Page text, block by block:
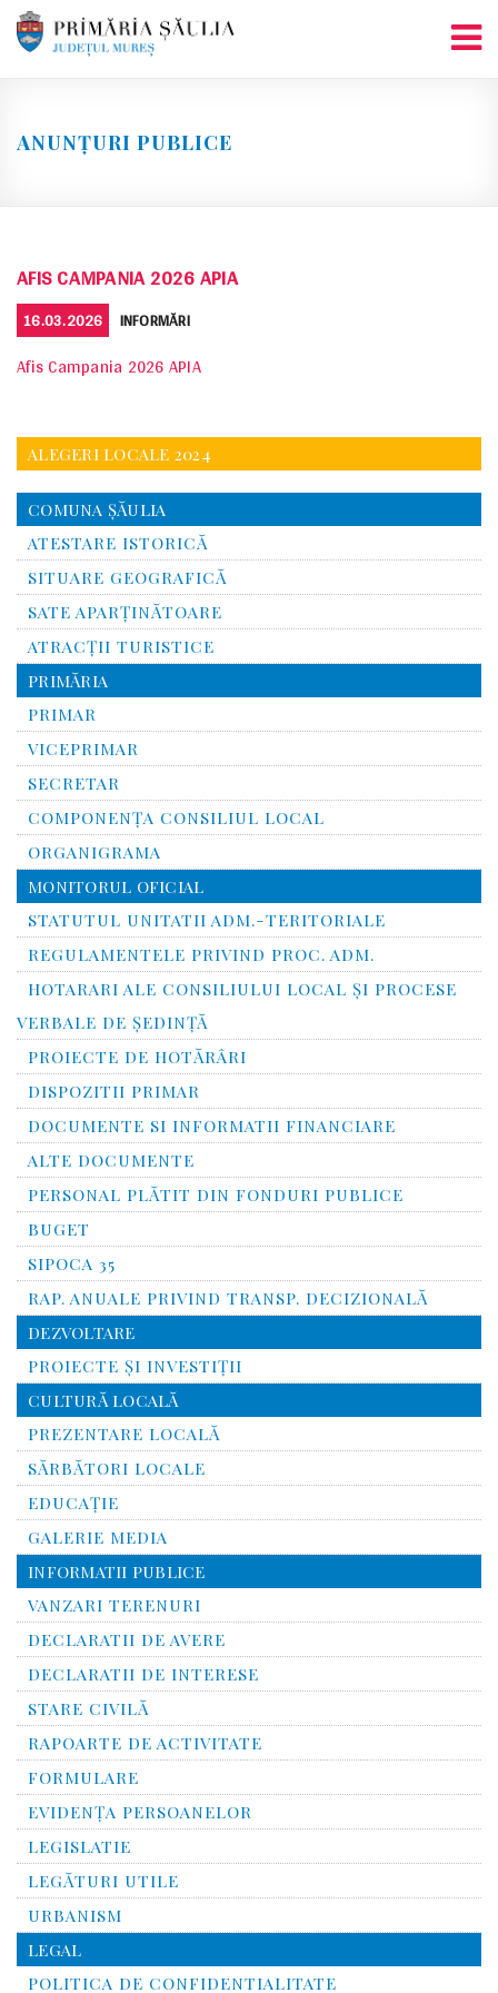
Skip
ANUNȚURI PUBLICE
AFIS CAMPANIA 2026 APIA
POSTED
ON
16.03.2026 CATEGORIES
INFORMĂRI
Afis Campania 2026 APIA
ALEGERI LOCALE 2024
COMUNA ŞĂULIA
ATESTARE ISTORICĂ
SITUARE GEOGRAFICĂ
SATE APARȚINĂTOARE
ATRACȚII TURISTICE
PRIMĂRIA
PRIMAR
VICEPRIMAR
SECRETAR
COMPONENȚA CONSILIUL LOCAL
ORGANIGRAMA
MONITORUL OFICIAL
STATUTUL UNITATII ADM.-TERITORIALE
REGULAMENTELE PRIVIND PROC. ADM.
HOTARARI ALE CONSILIULUI LOCAL ȘI PROCESE
VERBALE DE ȘEDINȚĂ
PROIECTE DE HOTĂRÂRI
DISPOZITII PRIMAR
DOCUMENTE SI INFORMATII FINANCIARE
ALTE DOCUMENTE
PERSONAL PLĂTIT DIN FONDURI PUBLICE
BUGET
SIPOCA 35
RAP. ANUALE PRIVIND TRANSP. DECIZIONALĂ
DEZVOLTARE
PROIECTE ȘI INVESTIȚII
CULTURĂ LOCALĂ
PREZENTARE LOCALĂ
SĂRBĂTORI LOCALE
EDUCAȚIE
GALERIE MEDIA
INFORMATII PUBLICE
VANZARI TERENURI
DECLARATII DE AVERE
DECLARATII DE INTERESE
STARE CIVILĂ
RAPOARTE DE ACTIVITATE
FORMULARE
EVIDENȚA PERSOANELOR
LEGISLATIE
LEGĂTURI UTILE
URBANISM
LEGAL
POLITICA DE CONFIDENTIALITATE